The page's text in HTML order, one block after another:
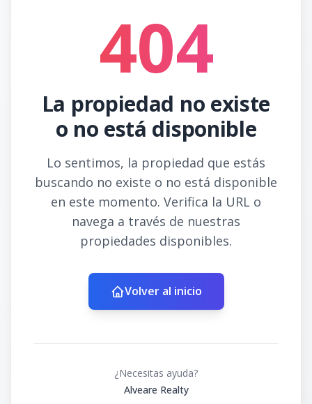
404
La propiedad no existe
o no está disponible
Lo sentimos, la propiedad que estás
buscando no existe o no está disponible
en este momento. Verifica la URL o
navega a través de nuestras
propiedades disponibles.
Volver al inicio
¿Necesitas ayuda?
Alveare Realty